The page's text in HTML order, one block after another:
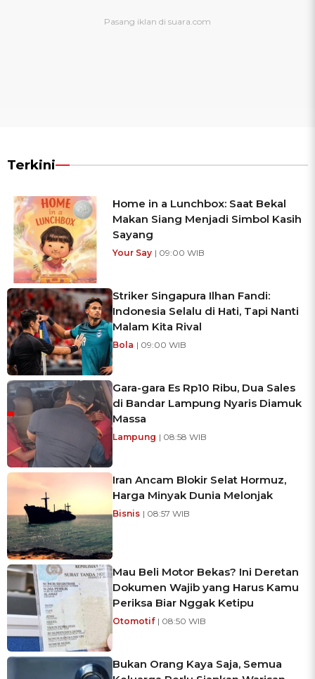
Terkini
Home in a Lunchbox: Saat Bekal
Makan Siang Menjadi Simbol Kasih
Sayang
Your Say | 09:00 WIB
Striker Singapura Ilhan Fandi:
Indonesia Selalu di Hati, Tapi Nanti
Malam Kita Rival
Bola | 09:00 WIB
Gara-gara Es Rp10 Ribu, Dua Sales
di Bandar Lampung Nyaris Diamuk
Massa
Lampung | 08:58 WIB
Iran Ancam Blokir Selat Hormuz,
Harga Minyak Dunia Melonjak
Bisnis | 08:57 WIB
Mau Beli Motor Bekas? Ini Deretan
Dokumen Wajib yang Harus Kamu
Periksa Biar Nggak Ketipu
Otomotif | 08:50 WIB
Bukan Orang Kaya Saja, Semua